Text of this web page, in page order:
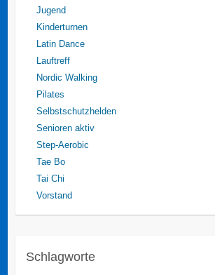
Jugend
Kinderturnen
Latin Dance
Lauftreff
Nordic Walking
Pilates
Selbstschutzhelden
Senioren aktiv
Step-Aerobic
Tae Bo
Tai Chi
Vorstand
Schlagworte